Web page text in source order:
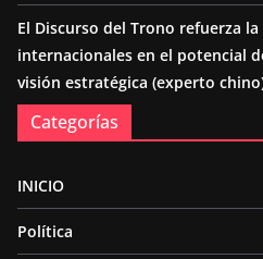
El Discurso del Trono refuerza
internacionales en el potencial
visión estratégica (experto
Categorías
INICIO
Política